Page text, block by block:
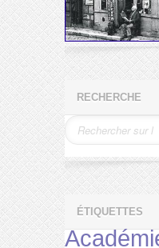
RECHERCHE
ÉTIQUETTES